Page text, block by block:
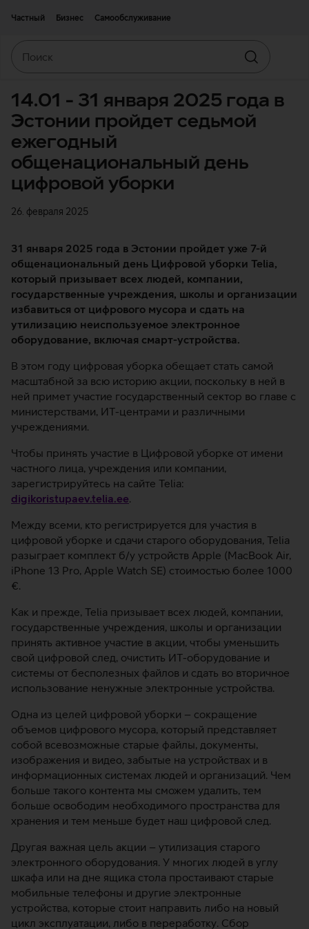
Частный
Бизнес Самообслуживание
Искать
14.01 - 31 января 2025 года в
Эстонии пройдет седьмой
ежегодный
общенациональный день
цифровой уборки
26. февраля 2025
31 января 2025 года в Эстонии пройдет уже 7-й
общенациональный день Цифровой уборки Telia,
который призывает всех людей, компании,
государственные учреждения, школы и организации
избавиться от цифрового мусора и сдать на
утилизацию неиспользуемое электронное
оборудование, включая смарт-устройства.
В этом году цифровая уборка обещает стать самой
масштабной за всю историю акции, поскольку в ней в
ней примет участие государственный сектор во главе с
министерствами, ИТ-центрами и различными
учреждениями.
Чтобы принять участие в Цифровой уборке от имени
частного лица, учреждения или компании,
зарегистрируйтесь на сайте Telia:
digikoristupaev.telia.ee.
Между всеми, кто регистрируется для участия в
цифровой уборке и сдачи старого оборудования, Telia
разыграет комплект б/у устройств Apple (MacBook Air,
iPhone 13 Pro, Apple Watch SE) стоимостью более 1000
€.
Как и прежде, Telia призывает всех людей, компании,
государственные учреждения, школы и организации
принять активное участие в акции, чтобы уменьшить
свой цифровой след, очистить ИТ-оборудование и
системы от бесполезных файлов и сдать во вторичное
использование ненужные электронные устройства.
Одна из целей цифровой уборки – сокращение
объемов цифрового мусора, который представляет
собой всевозможные старые файлы, документы,
изображения и видео, забытые на устройствах и в
информационных системах людей и организаций. Чем
больше такого контента мы сможем удалить, тем
больше освободим необходимого пространства для
хранения и тем меньше будет наш цифровой след.
Другая важная цель акции – утилизация старого
электронного оборудования. У многих людей в углу
шкафа или на дне ящика стола простаивают старые
мобильные телефоны и другие электронные
устройства, которые стоит направить либо на новый
цикл эксплуатации, либо в переработку. Сбор